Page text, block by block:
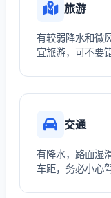
旅游
有较弱降水和微
宜旅游，可不要
交通
有降水，路面湿
车距，务必小心